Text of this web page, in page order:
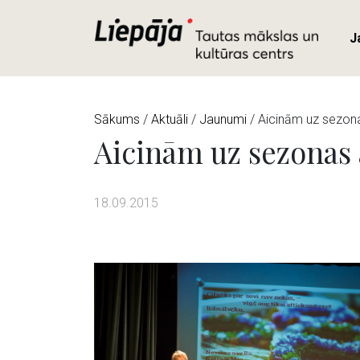
Sākums / Aktuāli / Jaunumi / Aicinām uz
Aicinām uz
18.09.2015